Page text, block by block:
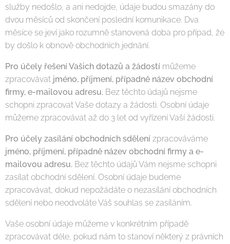
služby nedošlo, a ani nedojde, údaje budou smazány do
dvou měsíců od skončení poslední komunikace. Dva
měsíce se jeví jako rozumně stanovená doba pro případ, že
by došlo k obnově obchodních jednání.
Pro účely řešení Vašich dotazů a žádostí můžeme
zpracovávat jméno, příjmení, případně název obchodní
firmy, e-mailovou adresu. Bez těchto údajů nejsme
schopni zpracovat Vaše dotazy a žádosti. Osobní údaje
můžeme zpracovávat až do 3 let od vyřízení Vaší žádosti.
Pro účely zasílání obchodních sdělení zpracováváme
jméno, příjmení, případně název obchodní firmy a e-
mailovou adresu. Bez těchto údajů Vám nejsme schopni
zasílat obchodní sdělení. Osobní údaje budeme
zpracovávat, dokud nepožádáte o nezasílání obchodních
sdělení nebo neodvoláte Váš souhlas se zasíláním.
Vaše osobní údaje můžeme v konkrétním případě
zpracovávat déle, pokud nám to stanoví některý z právních